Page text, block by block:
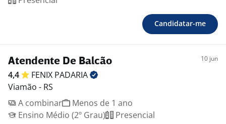
Candidatar-me
Atendente De Balcão 10 jun
4,4 FENIX PADARIA
Viamão - RS
A combinar
Menos de 1 ano
Ensino Médio (2º Grau)
Presencial